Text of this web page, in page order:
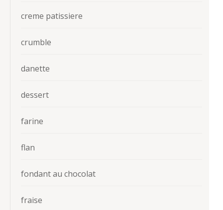
creme patissiere
crumble
danette
dessert
farine
flan
fondant au chocolat
fraise